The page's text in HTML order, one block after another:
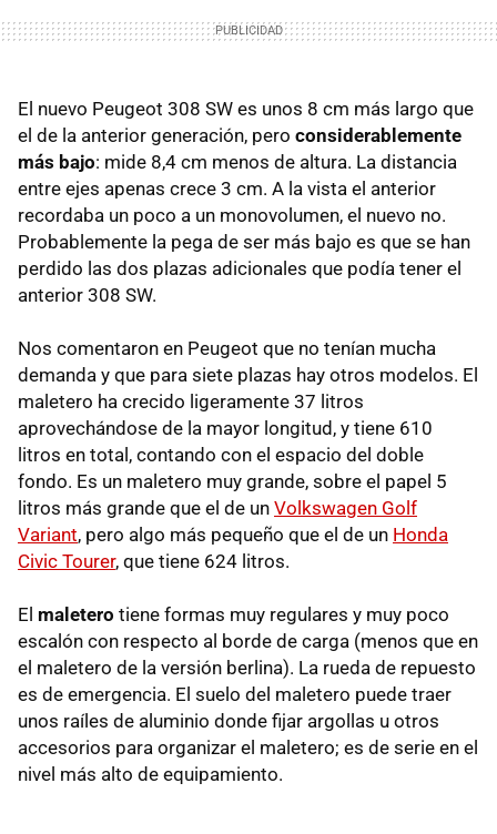
El nuevo Peugeot 308 SW es unos 8 cm más largo que
el de la anterior generación, pero considerablemente
más bajo: mide 8,4 cm menos de altura. La distancia
entre ejes apenas crece 3 cm. A la vista el anterior
recordaba un poco a un monovolumen, el nuevo no.
Probablemente la pega de ser más bajo es que se han
perdido las dos plazas adicionales que podía tener el
anterior 308 SW.
Nos comentaron en Peugeot que no tenían mucha
demanda y que para siete plazas hay otros modelos. El
maletero ha crecido ligeramente 37 litros
aprovechándose de la mayor longitud, y tiene 610
litros en total, contando con el espacio del doble
fondo. Es un maletero muy grande, sobre el papel 5
litros más grande que el de un Volkswagen Golf
Variant, pero algo más pequeño que el de un Honda
Civic Tourer, que tiene 624 litros.
El maletero tiene formas muy regulares y muy poco
escalón con respecto al borde de carga (menos que en
el maletero de la versión berlina). La rueda de repuesto
es de emergencia. El suelo del maletero puede traer
unos raíles de aluminio donde fijar argollas u otros
accesorios para organizar el maletero; es de serie en el
nivel más alto de equipamiento.